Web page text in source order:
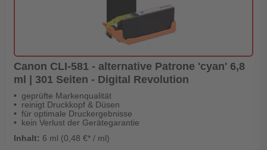
Canon CLI-581 - alternative Patrone 'cyan' 6,8
ml | 301 Seiten - Digital Revolution
geprüfte Markenqualität
reinigt Druckkopf & Düsen
für optimale Druckergebnisse
kein Verlust der Gerätegarantie
Inhalt: 6 ml (0,48 €* / ml)